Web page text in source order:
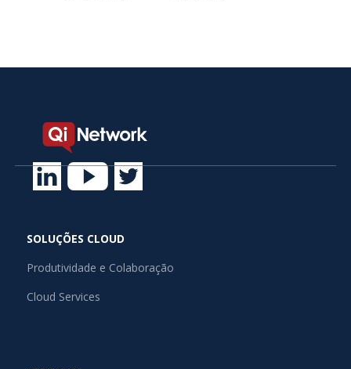
SOLUÇÕES CLOUD
Produtividade e Colaboração
Cloud Services